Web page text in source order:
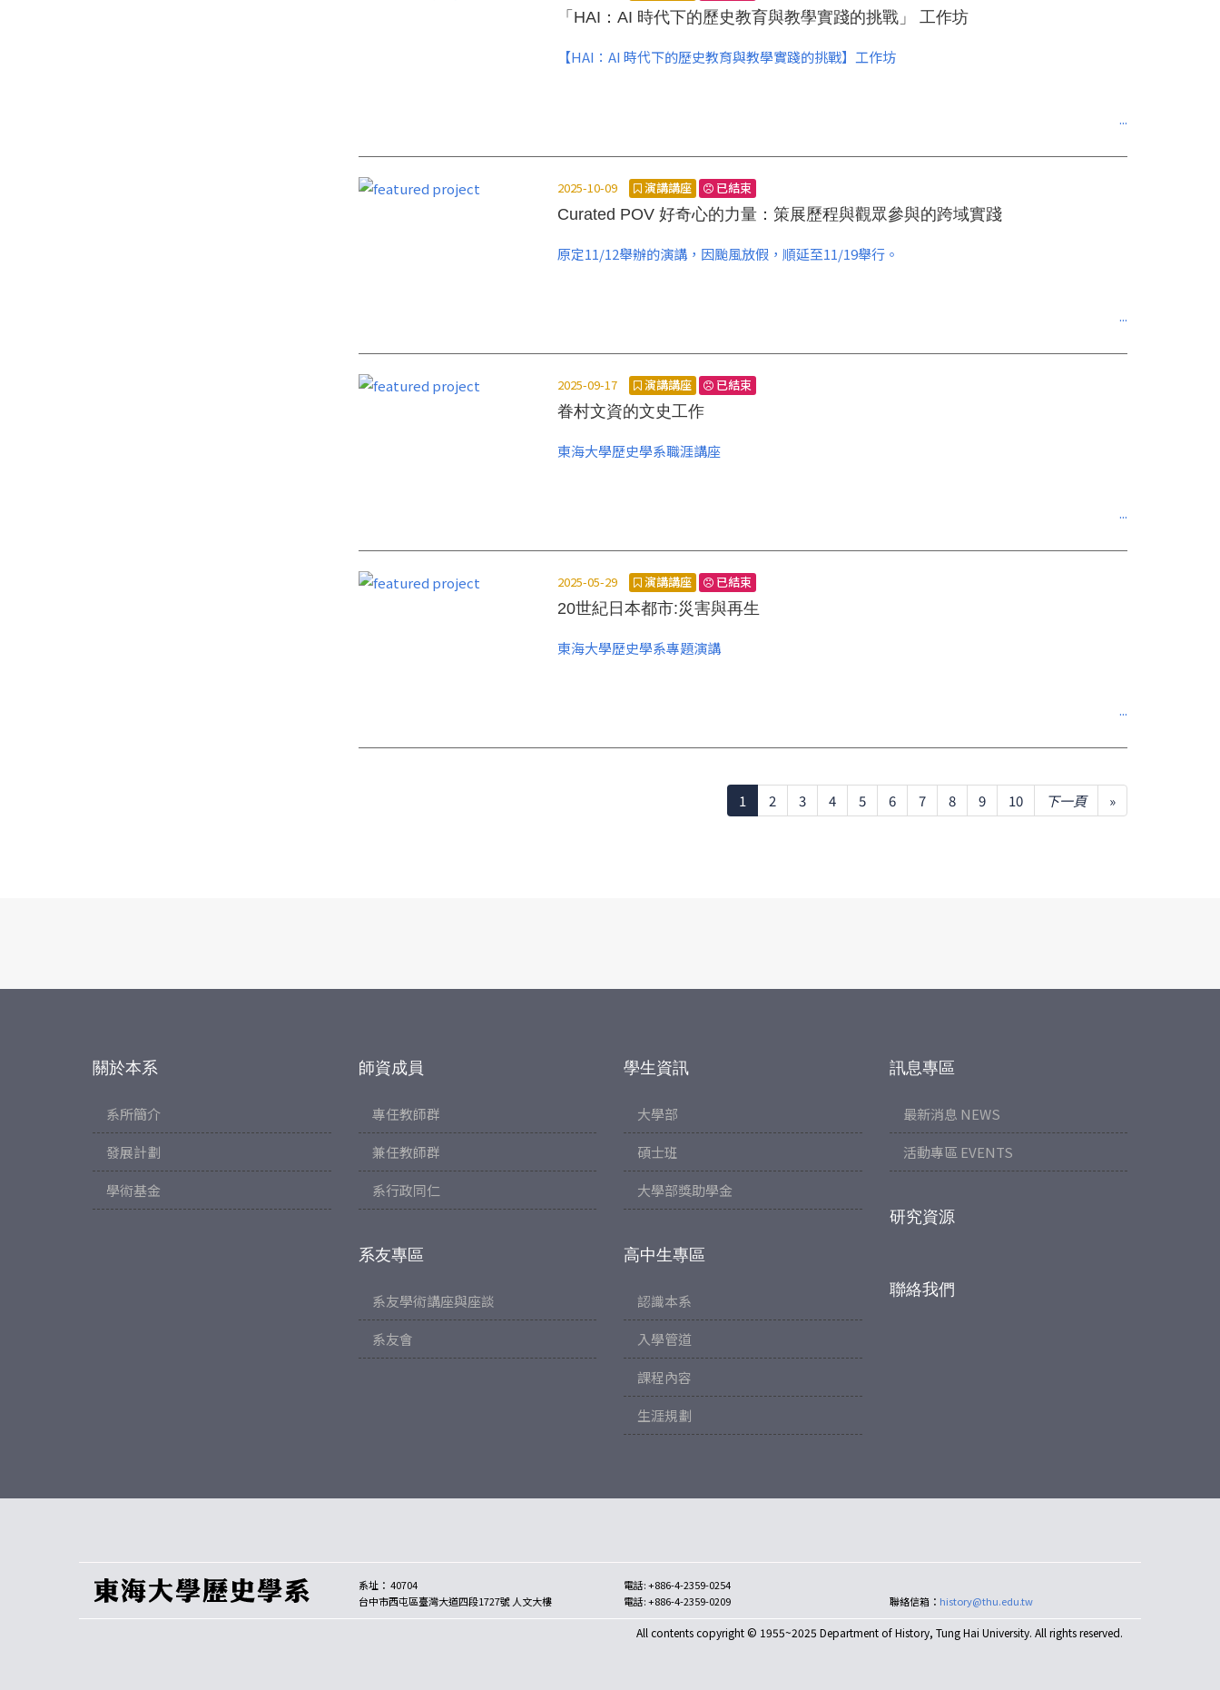
「HAI：AI 時代下的歷史教育與教學實踐的挑戰」 工作坊
【HAI：AI 時代下的歷史教育與教學實踐的挑戰】工作坊
2025-10-09 演講講座 已結束
Curated POV 好奇心的力量：策展歷程與觀眾參與的跨域實踐
原定11/12舉辦的演講，因颱風放假，順延至11/19舉行。
2025-09-17 演講講座 已結束
眷村文資的文史工作
東海大學歷史學系職涯講座
2025-05-29 演講講座 已結束
20世紀日本都市:災害與再生
東海大學歷史學系專題演講
1 2 3 4 5 6 7 8 9 10 下一頁 »
關於本系
系所簡介
發展計劃
學術基金
師資成員
專任教師群
兼任教師群
系行政同仁
系友專區
系友學術講座與座談
系友會
學生資訊
大學部
碩士班
大學部獎助學金
高中生專區
認識本系
入學管道
課程內容
生涯規劃
訊息專區
最新消息 NEWS
活動專區 EVENTS
研究資源
聯絡我們
系址： 40704
台中市西屯區臺灣大道四段1727號 人文大樓
電話: +886-4-2359-0254
電話: +886-4-2359-0209
聯絡信箱： history@thu.edu.tw
All contents copyright © 1955~2025 Department of History, Tung Hai University. All rights reserved.